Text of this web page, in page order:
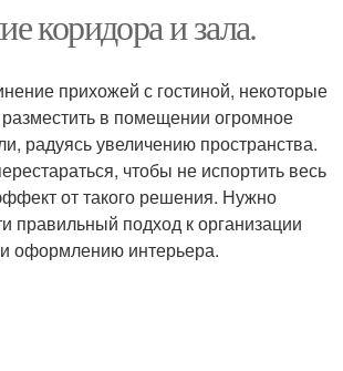
коридора и зала.
прихожей с гостиной, некоторые
в помещении огромное
радуясь увеличению пространства.
чтобы не испортить весь
от такого решения. Нужно
правильный подход к организации
оформлению интерьера.